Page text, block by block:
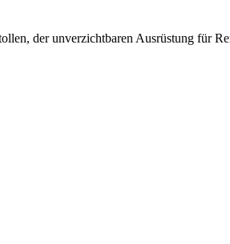
der unverzichtbaren Ausrüstung für